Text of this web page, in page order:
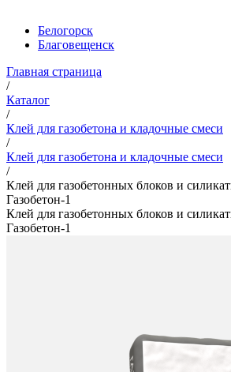
Белогорск
Благовещенск
Главная страница
/
Каталог
/
Клей для газобетона и кладочные смеси
/
Клей для газобетона и кладочные смеси
/
Клей для газобетонных блоков и
Газобетон-1
Клей для газобетонных блоков и
Газобетон-1